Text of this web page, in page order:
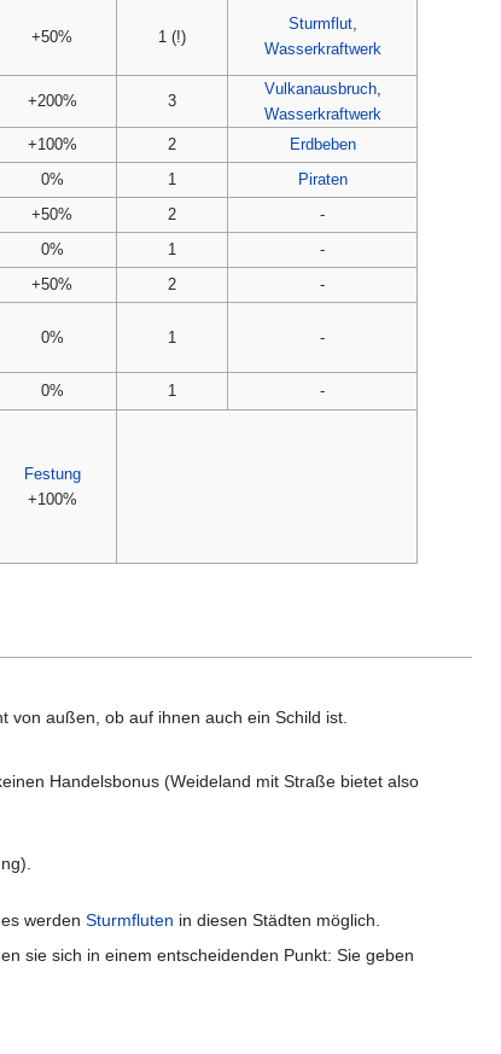
+50% 1 (!)
Sturmflut,
Wasserkraftwerk
+200% 3
Vulkanausbruch,
Wasserkraftwerk
+100% 2
Erdbeben
0% 1
Piraten
+50% 2
-
0% 1
-
+50% 2
-
0% 1
-
0% 1 -
Festung
+100%
von außen, ob auf ihnen auch ein Schild ist.
Handelsbonus (Weideland mit Straße bietet also
werden Sturmfluten in diesen Städten möglich.
sie sich in einem entscheidenden Punkt: Sie geben